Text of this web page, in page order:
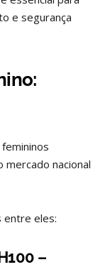
e segurança
nacional
entre eles:
–